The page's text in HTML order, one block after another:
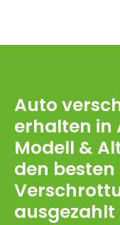
Auto
erhalten in
Modell &
den besten